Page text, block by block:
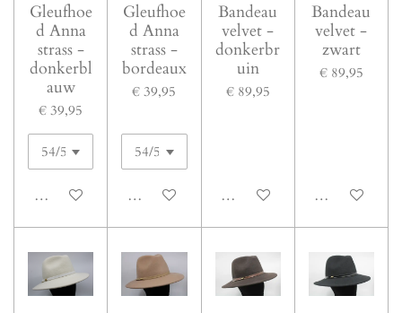
Gleufhoe
d Anna
strass -
donkerbl
auw
€ 39,95
In winkelwagen
Gleufhoe
d Anna
strass -
bordeaux
€ 39,95
In winkelwagen
Bandeau
velvet -
donkerbr
uin
€ 89,95
In winkelwagen
Bandeau
velvet -
zwart
€ 89,95
In